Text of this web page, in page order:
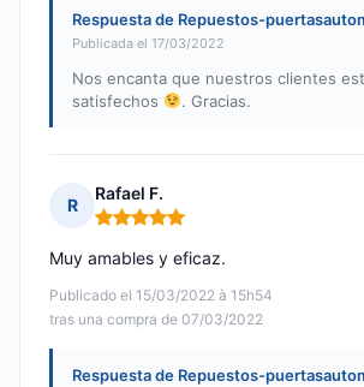
Respuesta de Repuestos-
Publicada el 17/03/2022
Nos encanta que nuestros clientes
satisfechos
. Gracias.
R
Rafael F.
Nota: 5 de 5
Publicado el 15/03/2022 à 15h54
tras una compra de 07/03/2022
Muy amables y eficaz.
Respuesta de Repuestos-